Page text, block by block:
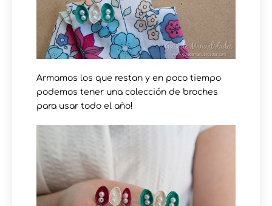
Armamos los que restan y en poco tiempo
podemos tener una colección de broches
para usar todo el año!